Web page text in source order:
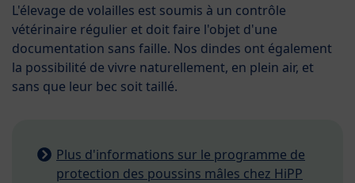
L'élevage de volailles est soumis à un contrôle
vétérinaire régulier et doit faire l'objet d'une
documentation sans faille. Nos dindes ont également
la possibilité de vivre naturellement, en plein air, et
sans que leur bec soit taillé.
Plus d'informations sur le programme de
protection des poussins mâles chez HiPP